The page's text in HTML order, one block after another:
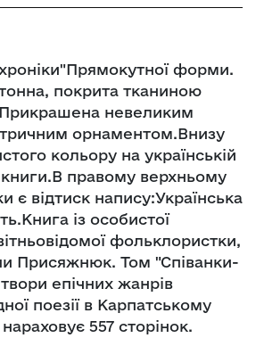
форми.
покрита тканиною
Прикрашена невеликим
орнаментом.Внизу
кольору на українській
книги.В правому верхньому
є відтиск напису:Українська
із особистої
фольклористки,
Присяжнюк. Том "Співанки-
епічних жанрів
поезії в Карпатському
557 сторінок.